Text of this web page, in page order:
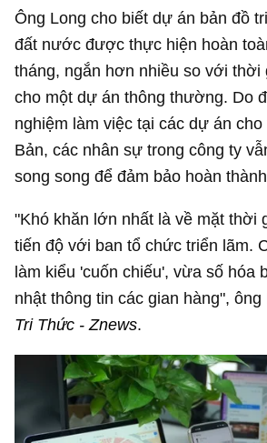
Ông Long cho biết dự án bản đồ
đất nước được thực hiện hoàn
tháng, ngắn hơn nhiều so với thời
cho một dự án thông thường. Do
nghiệm làm việc tại các dự án
Bản, các nhân sự trong công ty
song song để đảm bảo hoàn
"Khó khăn lớn nhất là về mặt thời
tiến độ với ban tổ chức triển lãm.
làm kiểu 'cuốn chiếu', vừa số hóa
nhật thông tin các gian hàng",
Tri Thức - Znews.